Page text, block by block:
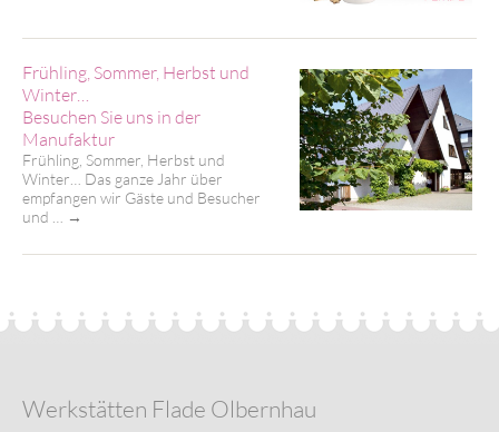
Frühling, Sommer, Herbst und
Winter…
Besuchen Sie uns in der
Manufaktur
Frühling, Sommer, Herbst und
Winter… Das ganze Jahr über
empfangen wir Gäste und Besucher
und …
→
Werkstätten Flade Olbernhau